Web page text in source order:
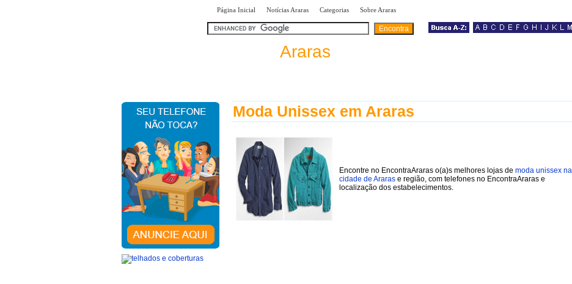
Página Inicial Notícias Araras Categorias Sobre Araras
Araras
Moda Unissex em Araras
Encontre no EncontraAraras o(a)s melhores lojas de moda unissex na
cidade de Araras e região, com telefones no EncontraAraras e
localização dos estabelecimentos.